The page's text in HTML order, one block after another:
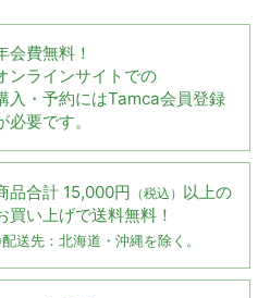
会費無料！
ンラインサイトでの
入・予約にはTamca会員登録
必要です。
品合計 15,000円 （税込） 以上の
買い上げで送料無料！
送先：北海道・沖縄を除く。